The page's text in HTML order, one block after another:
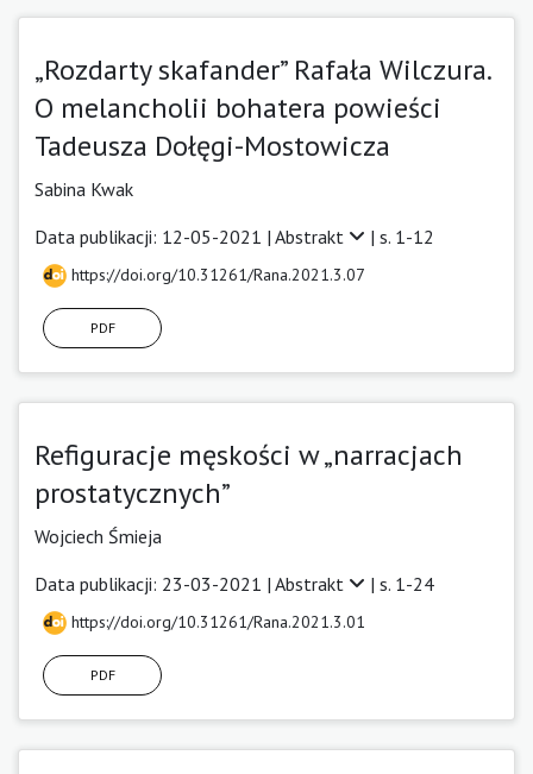
„Rozdarty skafander” Rafała Wilczura.
O melancholii bohatera powieści
Tadeusza Dołęgi-Mostowicza
Sabina Kwak
Data publikacji: 12-05-2021 | Abstrakt | s. 1-12
https://doi.org/10.31261/Rana.2021.3.07
PDF
Refiguracje męskości w „narracjach
prostatycznych”
Wojciech Śmieja
Data publikacji: 23-03-2021 | Abstrakt | s. 1-24
https://doi.org/10.31261/Rana.2021.3.01
PDF